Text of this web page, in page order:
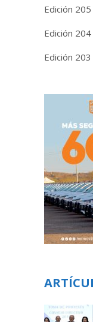
Edición
Edición
Edición